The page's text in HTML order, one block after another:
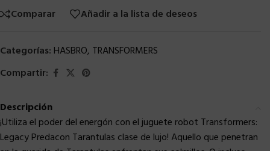
Comparar
Añadir a la lista de deseos
Categorías: HASBRO, TRANSFORMERS
Compartir:
Descripción
¡Utiliza el poder del energón con el juguete robot Transformers:
Legacy Predacon Tarantulas clase de lujo! Aquello que penetran